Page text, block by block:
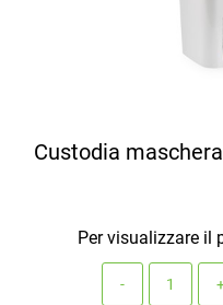
Custodia
Per visualizzare il